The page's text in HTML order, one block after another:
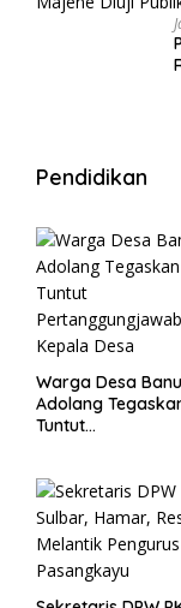
Pendidikan
Warga Desa
Adolang
Tuntut